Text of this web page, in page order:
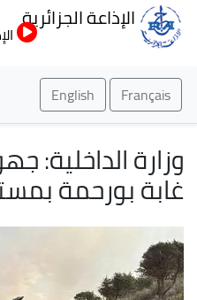
الإذاعة الجزائرية
Français
English
وزارة الداخلية:
غابة بورحمة